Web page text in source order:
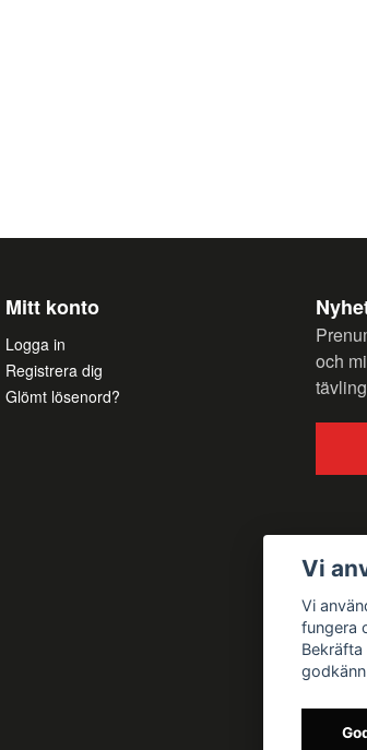
Mitt konto
Logga in
Registrera dig
Glömt lösenord?
och
Vi
Vi
fungera